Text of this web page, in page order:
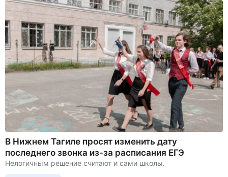
В Нижнем Тагиле просят изменить дату
последнего звонка из-за расписания ЕГЭ
Нелогичным решение считают и сами школы.